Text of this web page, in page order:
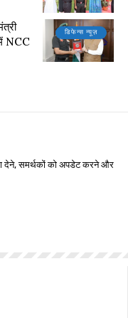
डिफेन्स न्यूज़
में NCC
देने, समर्थकों को अपडेट करने और